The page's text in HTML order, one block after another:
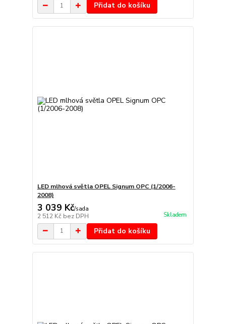
Přidat do košíku
LED mlhová světla OPEL Signum OPC (1/2006-
2008)
3 039 Kč/sada
2 512 Kč bez DPH Skladem
Přidat do košíku